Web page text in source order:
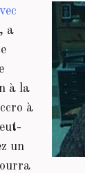
a
à la
à
un